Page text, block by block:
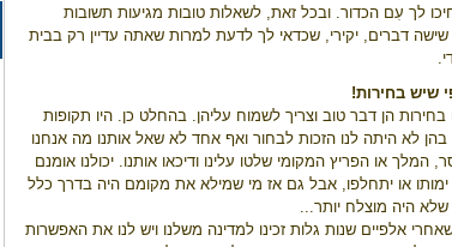
לך עִם הכדור. ובכל זאת, לשאלות טובות מגיעות תשובות
שישה דברים, יקירי, שכדאי לך לדעת למרות שאתה עדיין רק בבית
שיש בחירות!
הן דבר טוב וצריך לשמוח עליהן. בהחלט כן. היו תקופות
בהן לא היתה לנו הזכות לבחור ואף אחד לא שאל אותנו מה אנחנו
המלך או הפריץ המקומי שלטו עלינו ודיכאו אותנו. יכולנו אומנם
או יתחלפו, אבל גם אז מי שמילא את מקומם היה בדרך כלל
היה מוצלח יותר...
אלפיים שנות גלות זכינו למדינה משלנו ויש לנו את האפשרות